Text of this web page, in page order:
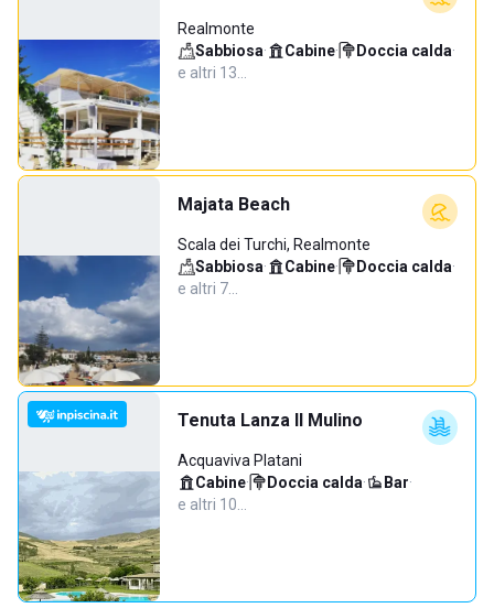
Realmonte
Sabbiosa· Cabine· Doccia calda·
e altri 13…
Majata Beach
Scala dei Turchi, Realmonte
Sabbiosa· Cabine· Doccia calda·
e altri 7…
Tenuta Lanza Il Mulino
Acquaviva Platani
Cabine· Doccia calda· Bar·
e altri 10…